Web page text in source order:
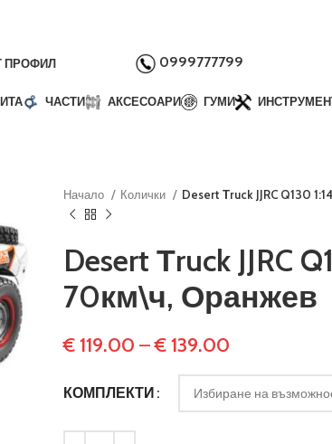
ПРОФИЛ 0999777799
ЧАСТИ АКСЕСОАРИ ГУМИ
Начало Колички Desert Тruck JJRC Q130
Desert Тruck JJRC
70км\ч, Оранжев
€119.00 –€139.00
КОМПЛЕКТИ